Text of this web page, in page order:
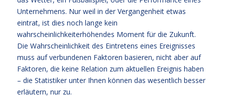
Unternehmens. Nur weil in der Vergangenheit etwas
eintrat, ist dies noch lange kein
wahrscheinlichkeiterhöhendes Moment für die Zukunft.
Die Wahrscheinlichkeit des Eintretens eines Ereignisses
muss auf verbundenen Faktoren basieren, nicht aber auf
Faktoren, die keine Relation zum aktuellen Ereignis haben
– die Statistiker unter Ihnen können das wesentlich besser
erläutern, nur zu.